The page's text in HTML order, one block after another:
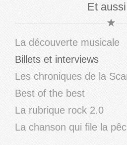
Et
La découverte musicale
Billets et interviews
Les chroniques de la
Best of the best
La rubrique rock 2.0
La chanson qui file la